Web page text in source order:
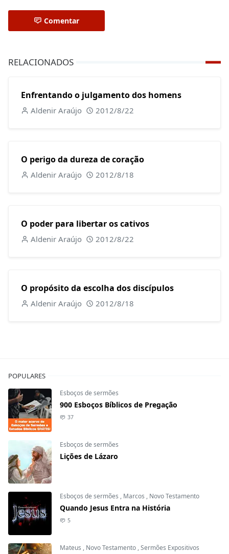
Comentar
RELACIONADOS
Enfrentando o julgamento dos homens
Aldenir Araújo 2012/8/22
O perigo da dureza de coração
Aldenir Araújo 2012/8/18
O poder para libertar os cativos
Aldenir Araújo 2012/8/22
O propósito da escolha dos discípulos
Aldenir Araújo 2012/8/18
POPULARES
Esboços de sermões
900 Esboços Bíblicos de Pregação
37
Esboços de sermões
Lições de Lázaro
Esboços de sermões , Marcos , Novo Testamento
Quando Jesus Entra na História
5
Mateus , Novo Testamento ,Sermões Expositivos